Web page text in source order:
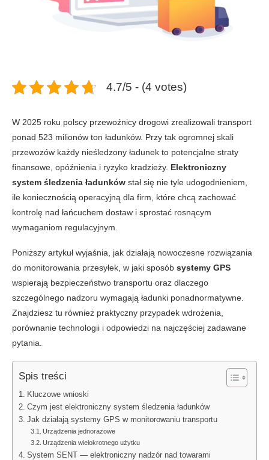
4.7/5 - (4 votes)
W 2025 roku polscy przewoźnicy drogowi zrealizowali transport
ponad 523 milionów ton ładunków. Przy tak ogromnej skali
przewozów każdy nieśledzony ładunek to potencjalne straty
finansowe, opóźnienia i ryzyko kradzieży. Elektroniczny
system śledzenia ładunków stał się nie tyle udogodnieniem,
ile koniecznością operacyjną dla firm, które chcą zachować
kontrolę nad łańcuchem dostaw i sprostać rosnącym
wymaganiom regulacyjnym.
Poniższy artykuł wyjaśnia, jak działają nowoczesne rozwiązania
do monitorowania przesyłek, w jaki sposób systemy GPS
wspierają bezpieczeństwo transportu oraz dlaczego
szczególnego nadzoru wymagają ładunki ponadnormatywne.
Znajdziesz tu również praktyczny przypadek wdrożenia,
porównanie technologii i odpowiedzi na najczęściej zadawane
pytania.
Spis treści
Kluczowe wnioski
Czym jest elektroniczny system śledzenia ładunków
Jak działają systemy GPS w monitorowaniu transportu
Urządzenia jednorazowe
Urządzenia wielokrotnego użytku
System SENT — elektroniczny nadzór nad towarami